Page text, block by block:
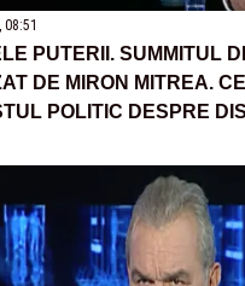
08:51
PUTERII. SUMMITUL
DE MIRON MITREA.
POLITIC DESPRE